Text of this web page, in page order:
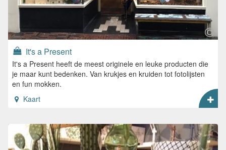
It's a Present
It's a Present heeft de meest originele en leuke producten die
je maar kunt bedenken. Van krukjes en kruiden tot fotolijsten
en fun mokken.
Kaart